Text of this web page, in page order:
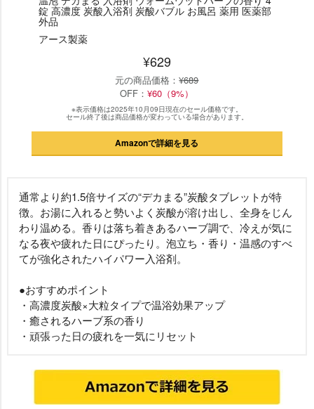
錠 高濃度 炭酸入浴剤 炭酸バブル お風呂 薬用 医薬部
外品
アース製薬
¥629
元の商品価格：¥689
OFF：¥60（9%）
※表示価格は2025年10月09日現在のセール価格です。
セール終了後は商品価格が変わっている場合があります。
Amazonで詳細を見る
通常より約1.5倍サイズの“デカまる”炭酸タブレットが特
徴。お湯に入れると勢いよく炭酸が溶け出し、全身をじん
わり温める。香りは落ち着きあるハーブ調で、冷えが気に
なる夜や疲れた日にぴったり。泡立ち・香り・温感のすべ
てが強化されたハイパワー入浴剤。
●おすすめポイント
・高濃度炭酸×大粒タイプで温浴効果アップ
・癒されるハーブ系の香り
・頑張った日の疲れを一気にリセット